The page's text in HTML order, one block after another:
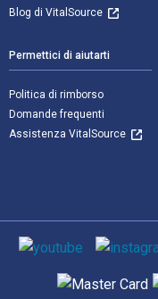
Blog di VitalSource
Permettici di aiutarti
Politica di rimborso
Domande frequenti
Assistenza VitalSource
Mezzi sociali
Metodi di pagamento